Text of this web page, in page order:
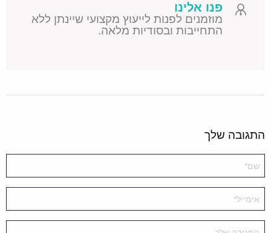
פנו אלינו
מוזמנים לפנות לייעוץ מקצועי שיינתן ללא
התחייבות ובסודיות מלאה.
התגובה שלך